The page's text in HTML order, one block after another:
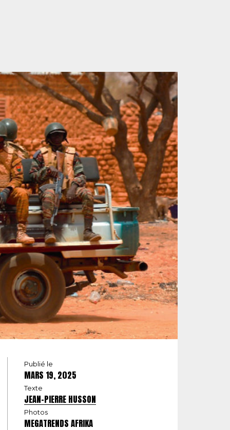
Publié le
MARS 19, 2025
Texte
JEAN-PIERRE HUSSON
Photos
MEGATRENDS AFRIKA